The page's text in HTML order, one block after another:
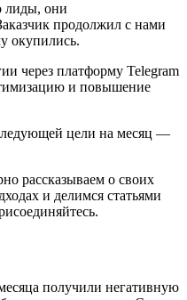
лиды, они
продолжил с нами
окупились.
цели на месяц —
рассказываем о своих
и делимся статьями
получили негативную